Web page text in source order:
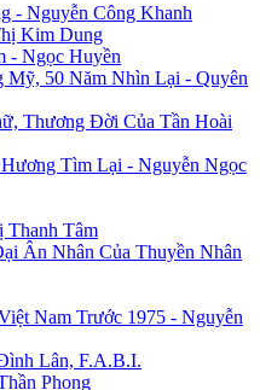
- Nguyễn Công Khanh
Kim Dung
- Ngọc Huyền
50 Năm Nhìn Lại - Quyên
Thương Đời Của Tần Hoài
Tìm Lại - Nguyễn Ngọc
Thanh Tâm
Ân Nhân Của Thuyền Nhân
Nam Trước 1975 - Nguyễn
Lân, F.A.B.I.
Phong